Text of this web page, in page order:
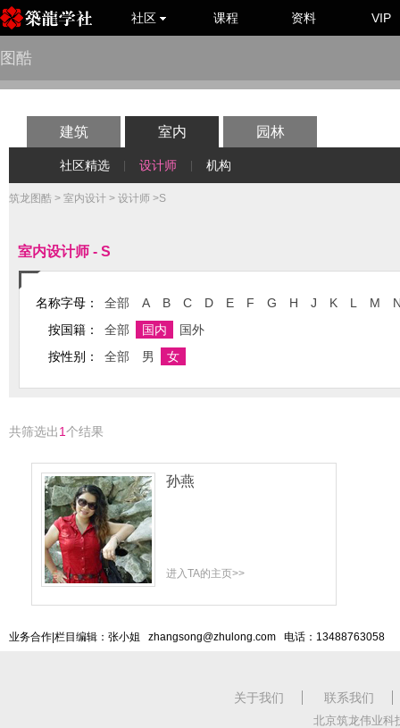
社区 课程 资料 VIP
图酷
建筑 室内 园林
社区精选 设计师 机构
筑龙图酷 > 室内设计 > 设计师 >S
室内设计师 - S
名称字母： 全部 A B C D E F G H J K L M
按国籍：
全部 国内
国外
按性别：
全部 男 女
共筛选出1个结果
孙燕
进入TA的主页>>
业务合作|栏目编辑：张小姐 zhangsong@zhulong.com 电话：13488763058
关于我们 联系我们
北京筑龙伟业科